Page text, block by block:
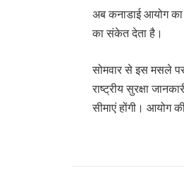
अब कनाडाई आयोग का
का संकेत देता है।
सोमवार से इस मसले
राष्ट्रीय सुरक्षा
सीमाएं होंगी। आयोग